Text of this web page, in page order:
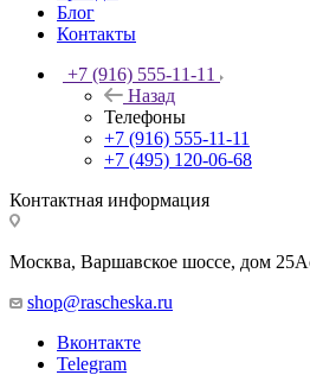
Блог
Контакты
+7 (916) 555-11-11
Назад
Телефоны
+7 (916) 555-11-11
+7 (495) 120-06-68
Контактная информация
Москва, Варшавское шоссе, дом
shop@rascheska.ru
Вконтакте
Telegram